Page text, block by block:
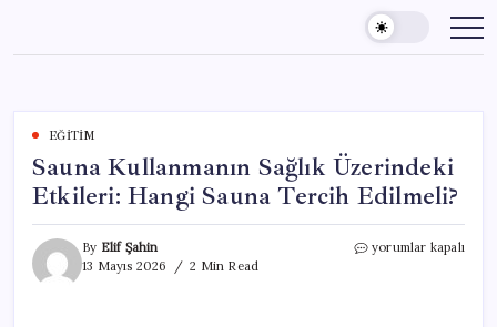
content
EĞITIM
Sauna Kullanmanın Sağlık Üzerindeki
Etkileri: Hangi Sauna Tercih Edilmeli?
By Elif Şahin
13 Mayıs 2026
2 Min Read
Sauna
yorumlar kapalı